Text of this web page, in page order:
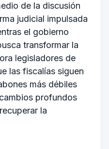
de la discusión
judicial impulsada
el gobierno
transformar la
legisladores de
las fiscalías siguen
más débiles
profundos
la